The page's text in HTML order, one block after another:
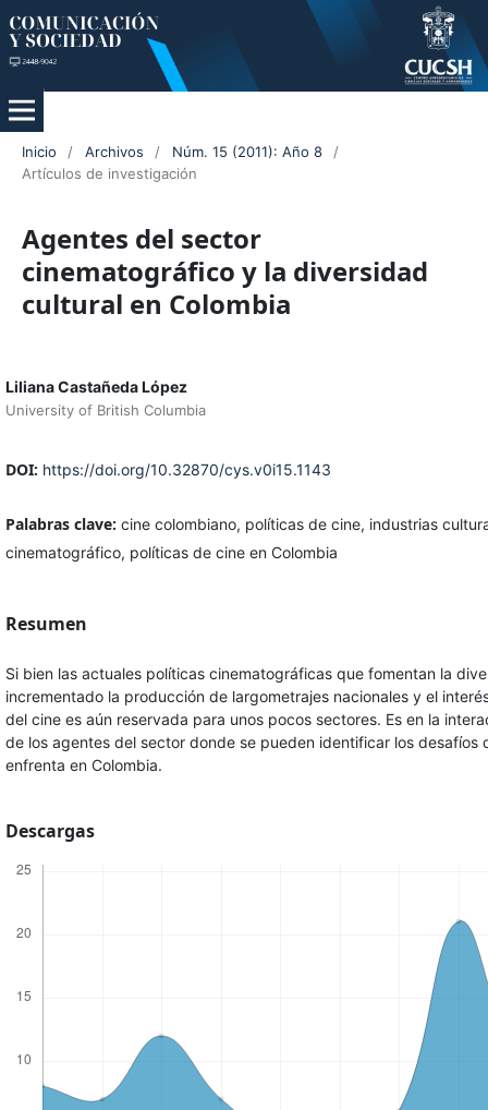
Inicio / Archivos / Núm. 15 (2011): Año 8
/
Artículos de investigación
Agentes del sector
cinematográfico y la diversidad
cultural en Colombia
Liliana Castañeda López
University of British Columbia
DOI: https://doi.org/10.32870/cys.v0i15.1143
Palabras clave: cine colombiano, políticas de cine, industrias
cinematográfico, políticas de cine en Colombia
Resumen
Si bien las actuales políticas cinematográficas que fomentan la
incrementado la producción de largometrajes nacionales y el
del cine es aún reservada para unos pocos sectores. Es en la
de los agentes del sector donde se pueden identificar los desafíos
enfrenta en Colombia.
Descargas